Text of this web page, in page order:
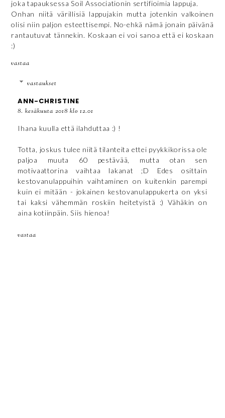
joka tapauksessa Soil Associationin sertifioimia lappuja.
Onhan niitä värillisiä lappujakin mutta jotenkin valkoinen
olisi niin paljon esteettisempi. No-ehkä nämä jonain päivänä
rantautuvat tännekin. Koskaan ei voi sanoa että ei koskaan
:)
vastaa
vastaukset
ANN-CHRISTINE
8. kesäkuuta 2018 klo 12.01
Ihana kuulla että ilahduttaa :) !
Totta, joskus tulee niitä tilanteita ettei pyykkikorissa ole
paljoa muuta 60 pestävää, mutta otan sen
motivaattorina vaihtaa lakanat ;D Edes osittain
kestovanulappuihin vaihtaminen on kuitenkin parempi
kuin ei mitään - jokainen kestovanulappukerta on yksi
tai kaksi vähemmän roskiin heitetyistä :) Vähäkin on
aina kotiinpäin. Siis hienoa!
vastaa